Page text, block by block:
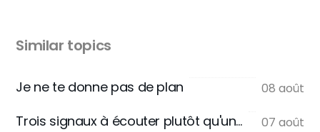
Similar topics
Je ne te donne pas de plan 08 août
Trois signaux à écouter plutôt qu'une règle 07 août